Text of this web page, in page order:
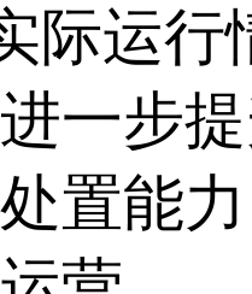
际运
一步
置能